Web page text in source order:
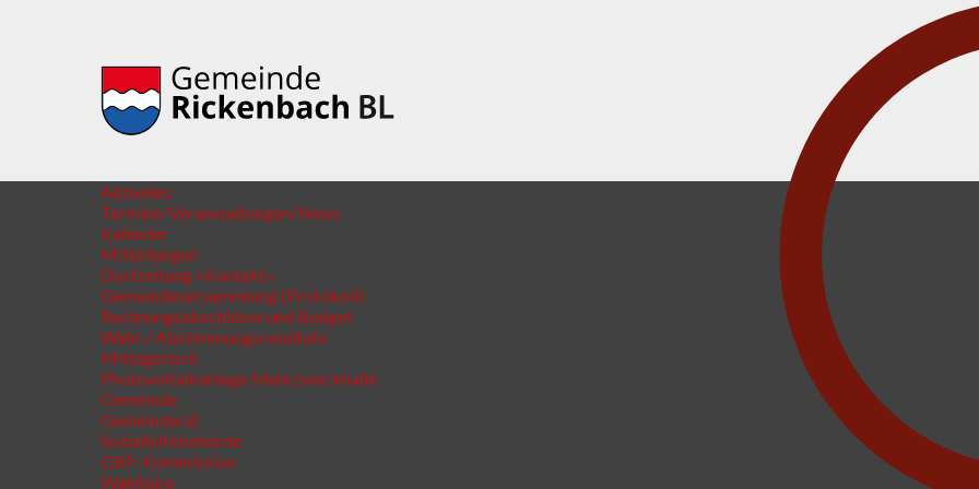
Aktuelles
Termine/Veranstaltungen/News
Kalender
Mitteilungen
Dorfzeitung «Kontakt»
Gemeindeversammlung (Protokoll)
Rechnungsabschlüsse und Budget
Wahl-/ Abstimmungsresultate
Mittagstisch
Photovoltaikanlage Mehrzweckhalle
Gemeinde
Gemeinderat
Sozialhilfebehörde
GRP-Kommission
Wahlbüro